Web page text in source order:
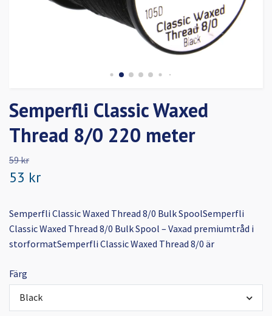
Semperfli Classic Waxed
Thread 8/0 220 meter
59 kr
53 kr
Semperfli Classic Waxed Thread 8/0 Bulk SpoolSemperfli
Classic Waxed Thread 8/0 Bulk Spool – Vaxad premiumtråd i
storformatSemperfli Classic Waxed Thread 8/0 är
Färg
Black